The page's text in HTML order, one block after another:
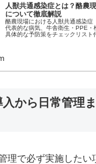
人獣共通感染症とは？酪農
について徹底解説
酪農現場における人獣共通感染症
代表的な病気、牛舎衛生・PPE・
具体的な予防策をチェックリスト
から日常管理
理で必ず実施したい